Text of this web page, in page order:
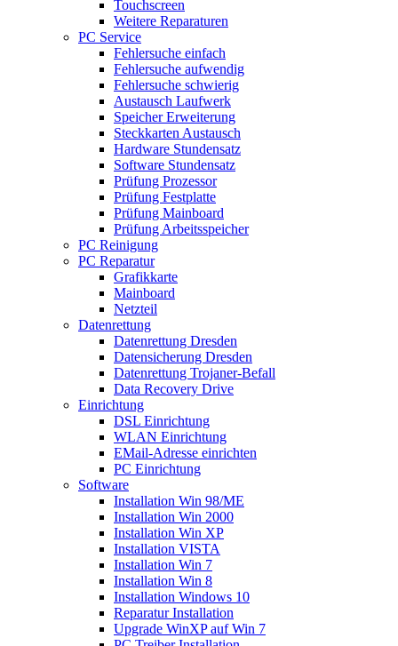
Touchscreen
Weitere Reparaturen
PC Service
Fehlersuche einfach
Fehlersuche aufwendig
Fehlersuche schwierig
Austausch Laufwerk
Speicher Erweiterung
Steckkarten Austausch
Hardware Stundensatz
Software Stundensatz
Prüfung Prozessor
Prüfung Festplatte
Prüfung Mainboard
Prüfung Arbeitsspeicher
PC Reinigung
PC Reparatur
Grafikkarte
Mainboard
Netzteil
Datenrettung
Datenrettung Dresden
Datensicherung Dresden
Datenrettung Trojaner-Befall
Data Recovery Drive
Einrichtung
DSL Einrichtung
WLAN Einrichtung
EMail-Adresse einrichten
PC Einrichtung
Software
Installation Win 98/ME
Installation Win 2000
Installation Win XP
Installation VISTA
Installation Win 7
Installation Win 8
Installation Windows 10
Reparatur Installation
Upgrade WinXP auf Win 7